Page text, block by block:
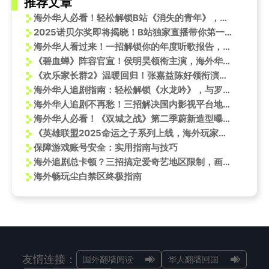
海外华人必看！轻松解锁B站《消失的青年》，五四献礼短片不再错过
2025诺贝尔奖即将揭晓！B站独家直播带你第一时间看懂获奖成果
海外华人看过来！一招解锁你的年度听歌报告，别再错过专属音乐记忆
《碧血蝉》阵容官宣！侯明昊领衔主演，海外华人如何解锁追剧新姿势？
《欢乐家长群2》温暖回归！张嘉益陈好领衔演绎真实家庭生活，海外华人追剧攻略看这里
海外华人追剧指南：轻松解锁《水龙吟》，与罗云熙双向奔赴不再难
海外华人追剧不再愁！三招解决国内影视平台地区限制与卡顿问题
海外华人必看！《双城之战》第二季蔚新造型曝光，手把手教你突破地区限制追剧
《英雄联盟2025命运之子系列上线，海外玩家如何用Sixfast解锁国服内容？》
保障游戏账号安全：实用指南与技巧
海外追剧总卡顿？三招搞定爱奇艺地区限制，画质秒变高清！
海外畅玩尘白禁区终极指南
友情连接： 国外翻墙阅读 华人翻墙回国